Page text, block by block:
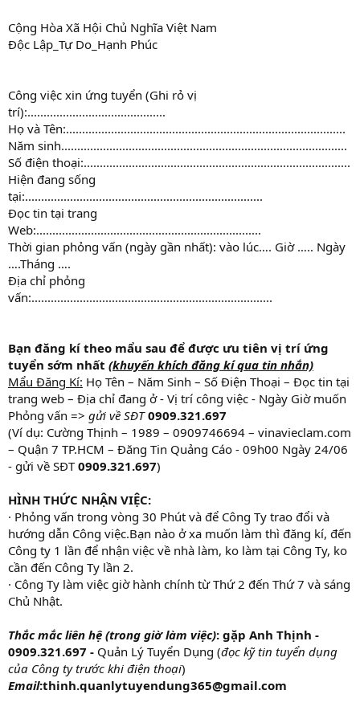
Cộng Hòa Xã Hội Chủ Nghĩa Việt Nam
Độc Lập_Tự Do_Hạnh Phúc
Công việc xin ứng tuyển (Ghi rỏ vị
trí):...........................................
Họ và Tên:.......................................................................................
Năm sinh.........................................................................................
Số điện thoại:...................................................................................
Hiện đang sống
tại:..........................................................................
Đọc tin tại trang
Web:......................................................................
Thời gian phỏng vấn (ngày gần nhất): vào lúc…. Giờ ….. Ngày
….Tháng ….
Địa chỉ phỏng
vấn:...........................................................................
Bạn đăng kí theo mẩu sau để được ưu tiên vị trí ứng
tuyển sớm nhất (khuyến khích đăng kí qua tin nhắn)
Mẩu Đăng Kí: Họ Tên – Năm Sinh – Số Điện Thoại – Đọc tin tại
trang web – Địa chỉ đang ở - Vị trí công việc - Ngày Giờ muốn
Phỏng vấn => gửi về SĐT 0909.321.697
(Ví dụ: Cường Thịnh – 1989 – 0909746694 – vinavieclam.com
– Quận 7 TP.HCM – Đăng Tin Quảng Cáo - 09h00 Ngày 24/06
- gửi về SĐT0909.321.697)
HÌNH THỨC NHẬN VIỆC:
· Phỏng vấn trong vòng 30 Phút và để Công Ty trao đổi và
hướng dẫn Công việc.Bạn nào ở xa muốn làm thì đăng kí, đến
Công ty 1 lần để nhận việc về nhà làm, ko làm tại Công Ty, ko
cần đến Công Ty lần 2.
· Công Ty làm việc giờ hành chính từ Thứ 2 đến Thứ 7 và sáng
Chủ Nhật.
Thắc mắc liên hệ (trong giờ làm việc): gặp Anh Thịnh -
0909.321.697 - Quản Lý Tuyển Dụng (đọc kỹ tin tuyển dụng
của Công ty trước khi điện thoại)
Email:thinh.quanlytuyendung365@gmail.com